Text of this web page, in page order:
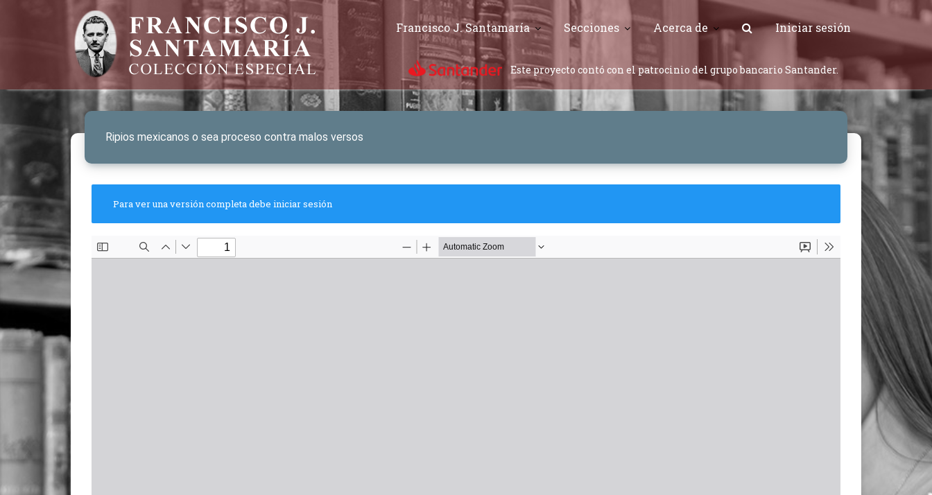
Francisco J. Santamaría Secciones Acerca de Iniciar sesión
Este proyecto contó con el patrocinio del grupo bancario Santander.
Ripios mexicanos o sea proceso contra malos versos
Para ver una versión completa debe iniciar sesión